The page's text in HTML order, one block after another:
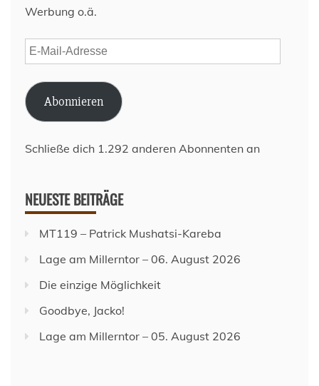
Werbung o.ä.
E-
Mail-
Adresse
Abonnieren
Schließe dich 1.292 anderen Abonnenten an
NEUESTE BEITRÄGE
MT119 – Patrick Mushatsi-Kareba
Lage am Millerntor – 06. August 2026
Die einzige Möglichkeit
Goodbye, Jacko!
Lage am Millerntor – 05. August 2026